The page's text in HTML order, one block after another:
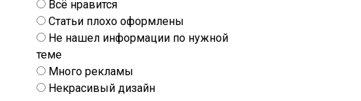
Всё нравится
Статьи плохо оформлены
Не нашел информации по нужной
теме
Много рекламы
Некрасивый дизайн